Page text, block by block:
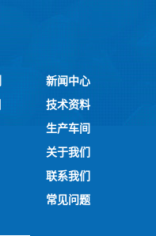
新闻中心
技术资料
生产车间
关于我们
联系我们
常见问题